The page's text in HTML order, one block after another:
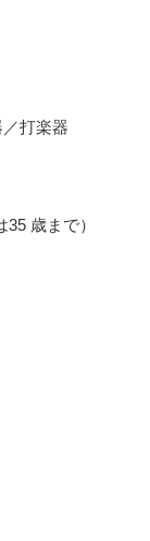
打楽器
歳まで）